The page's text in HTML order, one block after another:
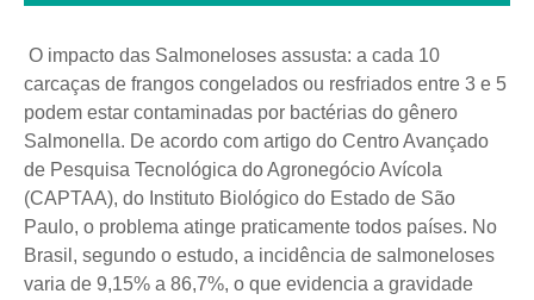
O impacto das Salmoneloses assusta: a cada 10
carcaças de frangos congelados ou resfriados entre 3 e 5
podem estar contaminadas por bactérias do gênero
Salmonella. De acordo com artigo do Centro Avançado
de Pesquisa Tecnológica do Agronegócio Avícola
(CAPTAA), do Instituto Biológico do Estado de São
Paulo, o problema atinge praticamente todos países. No
Brasil, segundo o estudo, a incidência de salmoneloses
varia de 9,15% a 86,7%, o que evidencia a gravidade